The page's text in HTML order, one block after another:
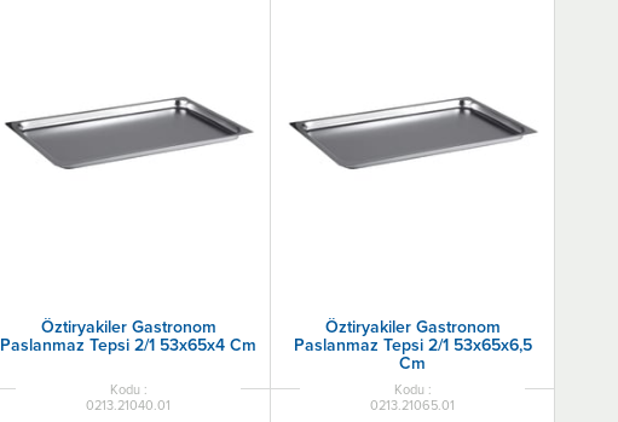
Öztiryakiler Gastronom
Paslanmaz Tepsi 2/1 53x65x4 Cm
0213.21040.01
Öztiryakiler Gastronom
Paslanmaz Tepsi 2/1 53x65x6,5
Cm
0213.21065.01